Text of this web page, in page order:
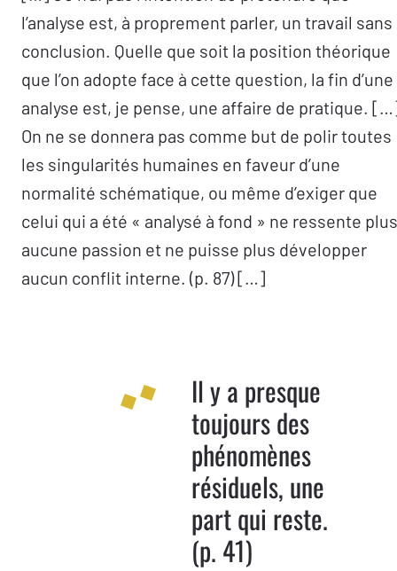
l’analyse est, à proprement parler, un travail sans
conclusion. Quelle que soit la position théorique
que l’on adopte face à cette question, la fin d’une
analyse est, je pense, une affaire de pratique.
On ne se donnera pas comme but de polir toutes
les singularités humaines en faveur d’une
normalité schématique, ou même d’exiger que
celui qui a été « analysé à fond » ne ressente plus
aucune passion et ne puisse plus développer
aucun conflit interne. (p. 87) […]
Il y a presque
toujours des
phénomènes
résiduels, une
part qui reste.
(p. 41)